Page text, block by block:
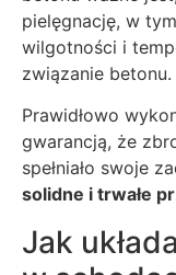
pielęgnację, w
wilgotności i
związanie betonu.
Prawidłowo
gwarancją, że
spełniało swoje
solidne i trwałe
Jak